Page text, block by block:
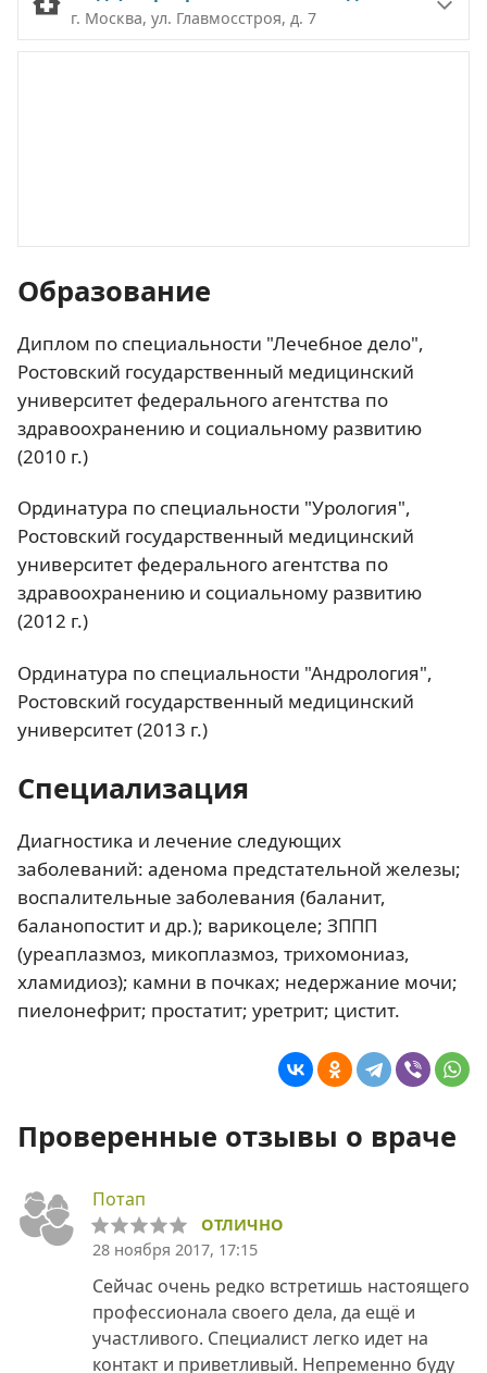
г. Москва, ул. Главмосстроя, д. 7
Образование
Диплом по специальности "Лечебное дело",
Ростовский государственный медицинский
университет федерального агентства по
здравоохранению и социальному развитию
(2010 г.)
Ординатура по специальности "Урология",
Ростовский государственный медицинский
университет федерального агентства по
здравоохранению и социальному развитию
(2012 г.)
Ординатура по специальности "Андрология",
Ростовский государственный медицинский
университет (2013 г.)
Специализация
Диагностика и лечение следующих
заболеваний: аденома предстательной железы;
воспалительные заболевания (баланит,
баланопостит и др.); варикоцеле; ЗППП
(уреаплазмоз, микоплазмоз, трихомониаз,
хламидиоз); камни в почках; недержание мочи;
пиелонефрит; простатит; уретрит; цистит.
Проверенные отзывы о враче
Потап
ОТЛИЧНО
28 ноября 2017, 17:15
Сейчас очень редко встретишь настоящего
профессионала своего дела, да ещё и
участливого. Специалист легко идет на
контакт и приветливый. Непременно буду